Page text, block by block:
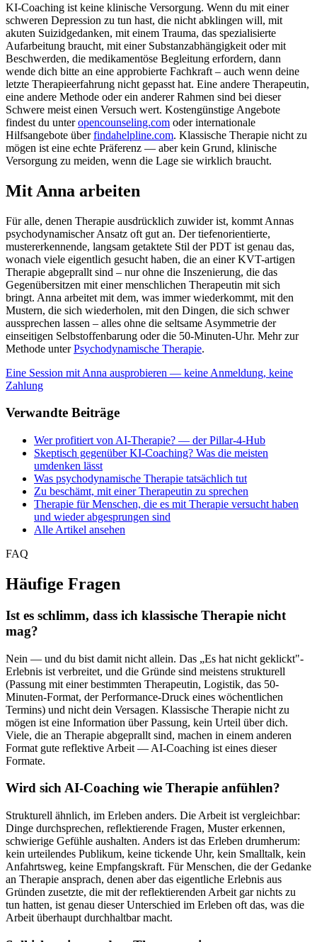
KI-Coaching ist keine klinische Versorgung. Wenn du mit einer
schweren Depression zu tun hast, die nicht abklingen will, mit
akuten Suizidgedanken, mit einem Trauma, das spezialisierte
Aufarbeitung braucht, mit einer Substanzabhängigkeit oder mit
Beschwerden, die medikamentöse Begleitung erfordern, dann
wende dich bitte an eine approbierte Fachkraft – auch wenn deine
letzte Therapieerfahrung nicht gepasst hat. Eine andere Therapeutin,
eine andere Methode oder ein anderer Rahmen sind bei dieser
Schwere meist einen Versuch wert. Kostengünstige Angebote
findest du unter opencounseling.com oder internationale
Hilfsangebote über findahelpline.com. Klassische Therapie nicht zu
mögen ist eine echte Präferenz — aber kein Grund, klinische
Versorgung zu meiden, wenn die Lage sie wirklich braucht.
Mit Anna arbeiten
Für alle, denen Therapie ausdrücklich zuwider ist, kommt Annas
psychodynamischer Ansatz oft gut an. Der tiefenorientierte,
mustererkennende, langsam getaktete Stil der PDT ist genau das,
wonach viele eigentlich gesucht haben, die an einer KVT-artigen
Therapie abgeprallt sind – nur ohne die Inszenierung, die das
Gegenübersitzen mit einer menschlichen Therapeutin mit sich
bringt. Anna arbeitet mit dem, was immer wiederkommt, mit den
Mustern, die sich wiederholen, mit den Dingen, die sich schwer
aussprechen lassen – alles ohne die seltsame Asymmetrie der
einseitigen Selbstoffenbarung oder die 50-Minuten-Uhr. Mehr zur
Methode unterPsychodynamische Therapie.
Eine Session mit Anna ausprobieren — keine Anmeldung, keine
Zahlung
Verwandte Beiträge
Wer profitiert von AI-Therapie? — der Pillar-4-Hub
Skeptisch gegenüber KI-Coaching? Was die meisten
umdenken lässt
Was psychodynamische Therapie tatsächlich tut
Zu beschämt, mit einer Therapeutin zu sprechen
Therapie für Menschen, die es mit Therapie versucht haben
und wieder abgesprungen sind
Alle Artikel ansehen
FAQ
Häufige Fragen
Ist es schlimm, dass ich klassische Therapie nicht
mag?
Nein — und du bist damit nicht allein. Das „Es hat nicht geklickt"-
Erlebnis ist verbreitet, und die Gründe sind meistens strukturell
(Passung mit einer bestimmten Therapeutin, Logistik, das 50-
Minuten-Format, der Performance-Druck eines wöchentlichen
Termins) und nicht dein Versagen. Klassische Therapie nicht zu
mögen ist eine Information über Passung, kein Urteil über dich.
Viele, die an Therapie abgeprallt sind, machen in einem anderen
Format gute reflektive Arbeit — AI-Coaching ist eines dieser
Formate.
Wird sich AI-Coaching wie Therapie anfühlen?
Strukturell ähnlich, im Erleben anders. Die Arbeit ist vergleichbar:
Dinge durchsprechen, reflektierende Fragen, Muster erkennen,
schwierige Gefühle aushalten. Anders ist das Erleben drumherum:
kein urteilendes Publikum, keine tickende Uhr, kein Smalltalk, kein
Anfahrtsweg, keine Empfangskraft. Für Menschen, die der Gedanke
an Therapie ansprach, denen aber das eigentliche Erlebnis aus
Gründen zusetzte, die mit der reflektierenden Arbeit gar nichts zu
tun hatten, ist genau dieser Unterschied im Erleben oft das, was die
Arbeit überhaupt durchhaltbar macht.